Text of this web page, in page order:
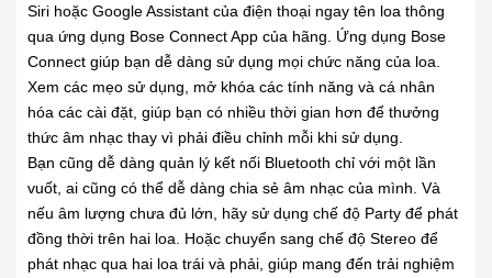
Siri hoặc Google Assistant của điện thoại ngay tên loa thông
qua ứng dụng Bose Connect App của hãng. Ứng dụng Bose
Connect giúp bạn dễ dàng sử dụng mọi chức năng của loa.
Xem các mẹo sử dụng, mở khóa các tính năng và cá nhân
hóa các cài đặt, giúp bạn có nhiều thời gian hơn để thưởng
thức âm nhạc thay vì phải điều chỉnh mỗi khi sử dụng.
Bạn cũng dễ dàng quản lý kết nối Bluetooth chỉ với một lần
vuốt, ai cũng có thể dễ dàng chia sẻ âm nhạc của mình. Và
nếu âm lượng chưa đủ lớn, hãy sử dụng chế độ Party để phát
đồng thời trên hai loa. Hoặc chuyển sang chế độ Stereo để
phát nhạc qua hai loa trái và phải, giúp mang đến trải nghiệm